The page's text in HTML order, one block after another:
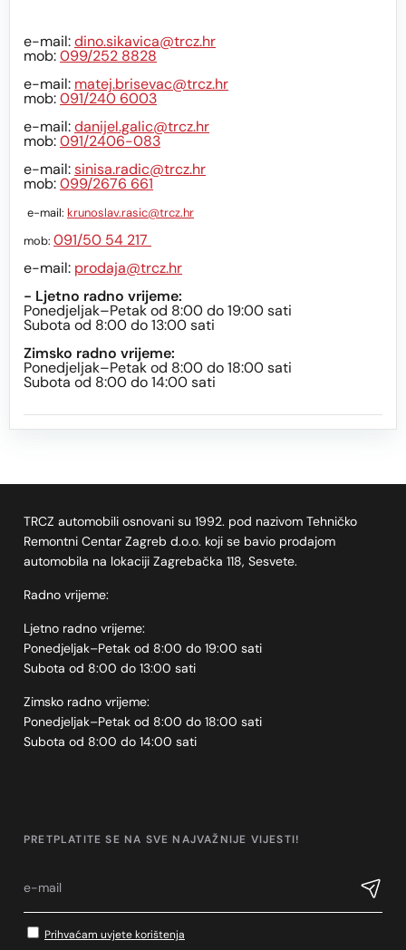
e-mail:dino.sikavica@trcz.hr
mob:099/252 8828
e-mail: matej.brisevac@trcz.hr
mob:091/240 6003
e-mail:danijel.galic@trcz.hr
mob:091/2406-083
e-mail:sinisa.radic@trcz.hr
mob:099/2676 661
e-mail: krunoslav.rasic@trcz.hr
mob: 091/50 54 217
e-mail: prodaja@trcz.hr
- Ljetno radno vrijeme:
Ponedjeljak–Petak od 8:00 do 19:00 sati
Subota od 8:00 do 13:00 sati
Zimsko radno vrijeme:
Ponedjeljak–Petak od 8:00 do 18:00 sati
Subota od 8:00 do 14:00 sati
TRCZ automobili osnovani su 1992. pod nazivom Tehničko
Remontni Centar Zagreb d.o.o. koji se bavio prodajom
automobila na lokaciji Zagrebačka 118, Sesvete.
Radno vrijeme:
Ljetno radno vrijeme:
Ponedjeljak–Petak od 8:00 do 19:00 sati
Subota od 8:00 do 13:00 sati
Zimsko radno vrijeme:
Ponedjeljak–Petak od 8:00 do 18:00 sati
Subota od 8:00 do 14:00 sati
PRETPLATITE SE NA SVE NAJVAŽNIJE VIJESTI!
Prihvaćam uvjete korištenja